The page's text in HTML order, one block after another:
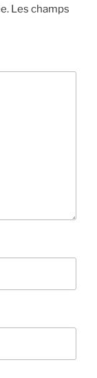
Les champs